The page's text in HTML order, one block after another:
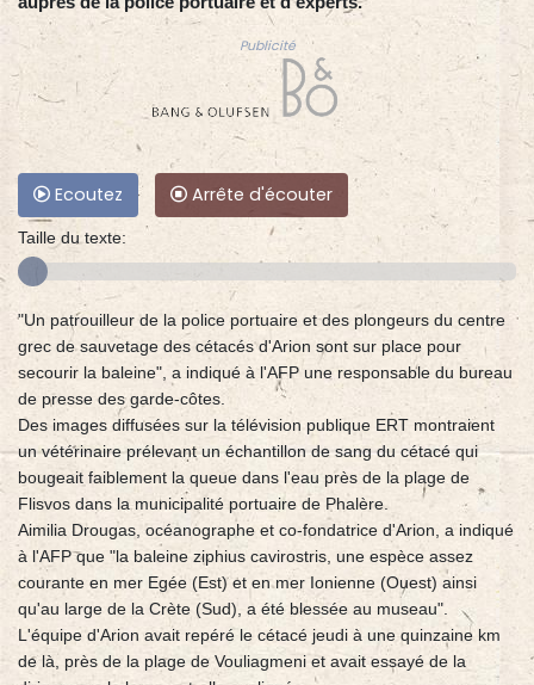
Publicité
Ecoutez Arrête d'écouter
Taille du texte:
"Un patrouilleur de la police portuaire et des plongeurs du centre
grec de sauvetage des cétacés d'Arion sont sur place pour
secourir la baleine", a indiqué à l'AFP une responsable du bureau
de presse des garde-côtes.
Des images diffusées sur la télévision publique ERT montraient
un vétérinaire prélevant un échantillon de sang du cétacé qui
bougeait faiblement la queue dans l'eau près de la plage de
Flisvos dans la municipalité portuaire de Phalère.
Aimilia Drougas, océanographe et co-fondatrice d'Arion, a indiqué
à l'AFP que "la baleine ziphius cavirostris, une espèce assez
courante en mer Egée (Est) et en mer Ionienne (Ouest) ainsi
qu'au large de la Crète (Sud), a été blessée au museau".
L'équipe d'Arion avait repéré le cétacé jeudi à une quinzaine km
de là, près de la plage de Vouliagmeni et avait essayé de la